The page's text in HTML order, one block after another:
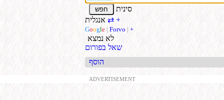
סינית
⇄ +
Google | Forvo | +
לא נמצא
שאל בפורום
הוסף
ADVERTISEMENT